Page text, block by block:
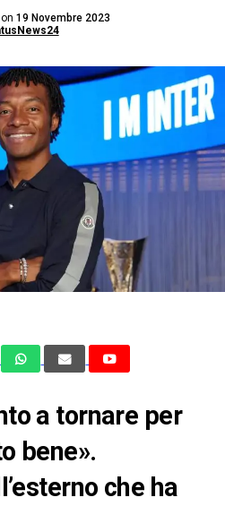
on 19 Novembre 2023
a tornare per
bene».
che ha